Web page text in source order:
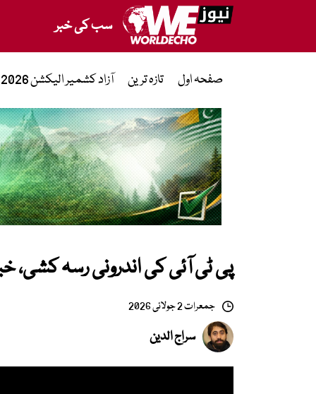
سب کی خبر
صفحہ اول تازہ ترین آزاد کشمیر الیکشن 2026
پی ٹی آئی کی اندرونی رسہ کشی،
جمعرات 2 جولائی 2026
سراج الدین